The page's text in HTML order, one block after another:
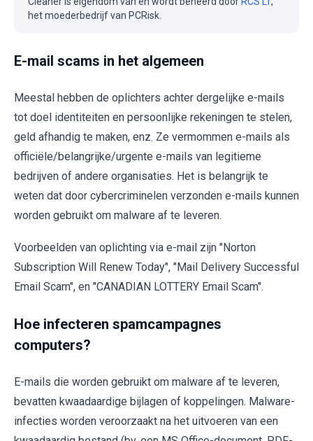
het moederbedrijf van PCRisk.
E-mail scams in het algemeen
Meestal hebben de oplichters achter dergelijke e-mails
tot doel identiteiten en persoonlijke rekeningen te stelen,
geld afhandig te maken, enz. Ze vermommen e-mails als
officiële/belangrijke/urgente e-mails van legitieme
bedrijven of andere organisaties. Het is belangrijk te
weten dat door cybercriminelen verzonden e-mails kunnen
worden gebruikt om malware af te leveren.
Voorbeelden van oplichting via e-mail zijn "Norton
Subscription Will Renew Today", "Mail Delivery Successful
Email Scam", en "CANADIAN LOTTERY Email Scam".
Hoe infecteren spamcampagnes
computers?
E-mails die worden gebruikt om malware af te leveren,
bevatten kwaadaardige bijlagen of koppelingen. Malware-
infecties worden veroorzaakt na het uitvoeren van een